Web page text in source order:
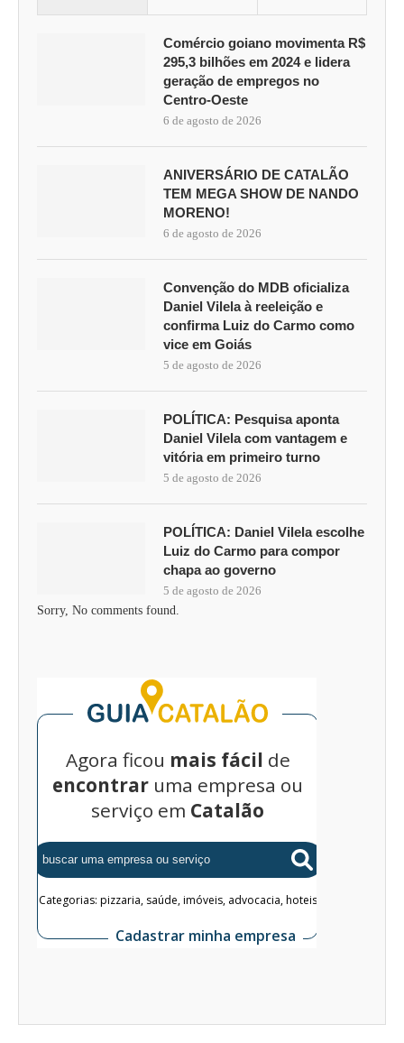
Comércio goiano movimenta R$
295,3 bilhões em 2024 e lidera
geração de empregos no
Centro-Oeste
6 de agosto de 2026
ANIVERSÁRIO DE CATALÃO
TEM MEGA SHOW DE NANDO
MORENO!
6 de agosto de 2026
Convenção do MDB oficializa
Daniel Vilela à reeleição e
confirma Luiz do Carmo como
vice em Goiás
5 de agosto de 2026
POLÍTICA: Pesquisa aponta
Daniel Vilela com vantagem e
vitória em primeiro turno
5 de agosto de 2026
POLÍTICA: Daniel Vilela escolhe
Luiz do Carmo para compor
chapa ao governo
5 de agosto de 2026
Sorry, No comments found.